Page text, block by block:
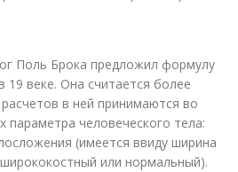
Поль Брока предложил формулу
19 веке. Она считается более
в ней принимаются во
параметра человеческого тела:
(имеется ввиду ширина
или нормальный).